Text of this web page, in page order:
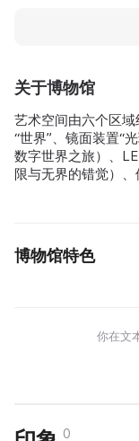
关于博物馆
艺术空间由六个区
“世界”、镜面装置“
数字世界之旅）、
限与无界的错觉）、
博物馆特色
你在文
0